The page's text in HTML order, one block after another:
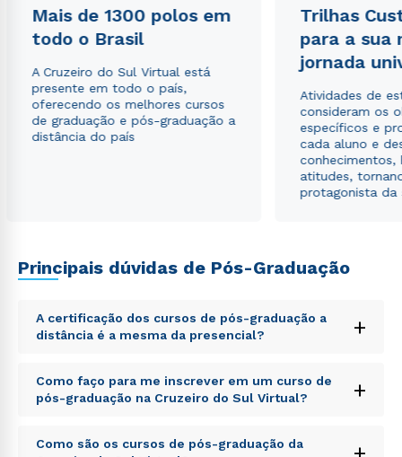
Mais de 1300 polos em
todo o Brasil
A Cruzeiro do Sul Virtual está
presente em todo o país,
oferecendo os melhores cursos
de graduação e pós-graduação a
distância do país
Trilhas
para a sua
jornada
Atividades de
consideram os
específicos e
cada aluno e
conhecimentos,
atitudes,
protagonista da
Principais dúvidas de Pós-Graduação
A certificação dos cursos de pós-graduação a
distância é a mesma da presencial?
+
Sed ut perspiciatis unde omnis iste natus error sit
voluptatem accusantium doloremque laudantium,
totam rem aperiam, eaque ipsa quae ab illo inventore
explicabo. Nemo enim ipsam voluptatem quia
Como faço para me inscrever em um curso de
pós-graduação na Cruzeiro do Sul Virtual?
+
Sed ut perspiciatis unde omnis iste natus error sit
Como são os cursos de pós-graduação da